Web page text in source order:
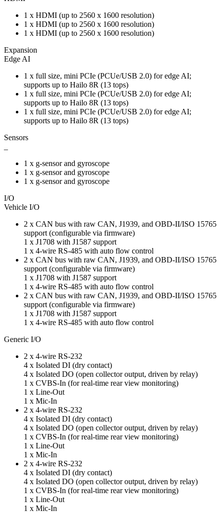
1 x HDMI (up to 2560 x 1600 resolution)
1 x HDMI (up to 2560 x 1600 resolution)
1 x HDMI (up to 2560 x 1600 resolution)
Expansion
Edge AI
1 x full size, mini PCIe (PCUe/USB 2.0) for edge AI;
supports up to Hailo 8R (13 tops)
1 x full size, mini PCIe (PCUe/USB 2.0) for edge AI;
supports up to Hailo 8R (13 tops)
1 x full size, mini PCIe (PCUe/USB 2.0) for edge AI;
supports up to Hailo 8R (13 tops)
Sensors
1 x g-sensor and gyroscope
1 x g-sensor and gyroscope
1 x g-sensor and gyroscope
I/O
Vehicle I/O
2 x CAN bus with raw CAN, J1939, and OBD-II/ISO 15765
support (configurable via firmware)
1 x J1708 with J1587 support
1 x 4-wire RS-485 with auto flow control
2 x CAN bus with raw CAN, J1939, and OBD-II/ISO 15765
support (configurable via firmware)
1 x J1708 with J1587 support
1 x 4-wire RS-485 with auto flow control
2 x CAN bus with raw CAN, J1939, and OBD-II/ISO 15765
support (configurable via firmware)
1 x J1708 with J1587 support
1 x 4-wire RS-485 with auto flow control
Generic I/O
2 x 4-wire RS-232
4 x Isolated DI (dry contact)
4 x Isolated DO (open collector output, driven by relay)
1 x CVBS-In (for real-time rear view monitoring)
1 x Line-Out
1 x Mic-In
2 x 4-wire RS-232
4 x Isolated DI (dry contact)
4 x Isolated DO (open collector output, driven by relay)
1 x CVBS-In (for real-time rear view monitoring)
1 x Line-Out
1 x Mic-In
2 x 4-wire RS-232
4 x Isolated DI (dry contact)
4 x Isolated DO (open collector output, driven by relay)
1 x CVBS-In (for real-time rear view monitoring)
1 x Line-Out
1 x Mic-In